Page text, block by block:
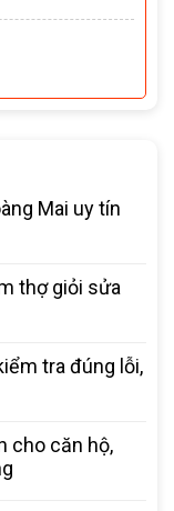
Mai uy tín
thợ giỏi sửa
tra đúng lỗi,
cho căn hộ,